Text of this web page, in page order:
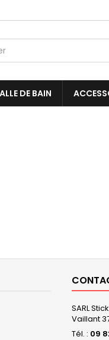
DE BAIN
SARL
Vaillant
Tél. : 09